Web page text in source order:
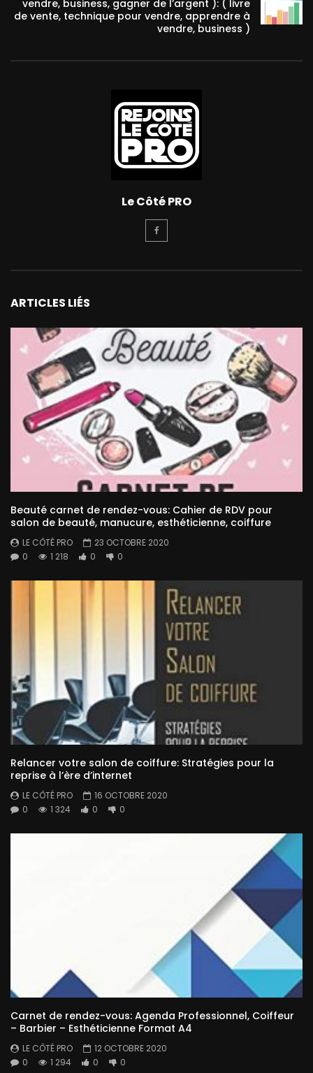
vendre, business, gagner de l’argent ): ( livre
de vente, technique pour vendre, apprendre à
vendre, business )
Le Côté PRO
ARTICLES LIÉS
Beauté carnet de rendez-vous: Cahier de RDV pour
salon de beauté, manucure, esthéticienne, coiffure
LE CÔTÉ PRO
23 OCTOBRE 2020
0
1 218 0 0
Relancer votre salon de coiffure: Stratégies pour la
reprise à l’ère d’internet
LE CÔTÉ PRO
16 OCTOBRE 2020
0
1 324 0 0
Carnet de rendez-vous: Agenda Professionnel, Coiffeur
– Barbier – Esthéticienne Format A4
LE CÔTÉ PRO
12 OCTOBRE 2020
0
1 294 0 0